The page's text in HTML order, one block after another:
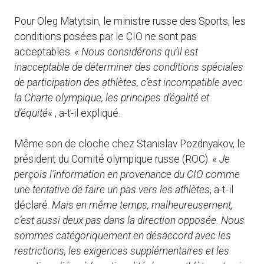
Pour Oleg Matytsin, le ministre russe des Sports, les
conditions posées par le CIO ne sont pas
acceptables. « Nous considérons qu’il est
inacceptable de déterminer des conditions spéciales
de participation des athlètes, c’est incompatible avec
la Charte olympique, les principes d’égalité et
d’équité« , a-t-il expliqué.
Même son de cloche chez Stanislav Pozdnyakov, le
président du Comité olympique russe (ROC). « Je
perçois l’information en provenance du CIO comme
une tentative de faire un pas vers les athlètes, a-t-il
déclaré. Mais en même temps, malheureusement,
c’est aussi deux pas dans la direction opposée. Nous
sommes catégoriquement en désaccord avec les
restrictions, les exigences supplémentaires et les